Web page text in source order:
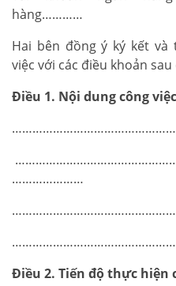
hàng…………
Hai bên đồng ý ký kết
việc với các điều khoản sau
Điều 1. Nội dung công việc
…………………
Điều 2. Tiến độ thực hiện